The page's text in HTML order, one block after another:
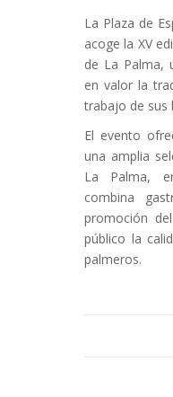
La Plaza de
acoge la XV
de La Palma,
en valor la
trabajo de sus
El evento
una amplia
La Palma,
combina
promoción
público la
palmeros.